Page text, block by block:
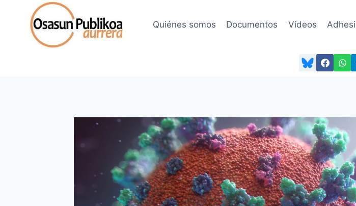
contenido
Quiénes somos Documentos Vídeos